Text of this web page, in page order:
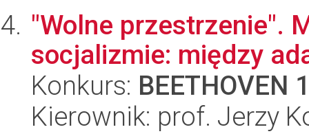
"Wolne przestrzenie".
socjalizmie: między
Konkurs: BEETHOVEN
Kierownik: prof. Jerzy